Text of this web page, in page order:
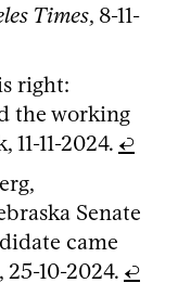
Times, 8-11-
right:
the working
11-11-2024. ↩
Senate
came
, 25-10-2024. ↩